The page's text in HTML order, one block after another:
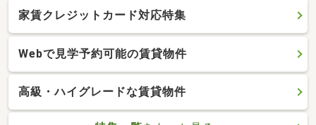
家賃クレジットカード対応特集
Webで見学予約可能の賃貸物件
高級・ハイグレードな賃貸物件